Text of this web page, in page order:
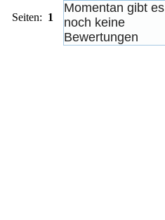
Seiten: 1
Momentan gibt es
noch keine
Bewertungen